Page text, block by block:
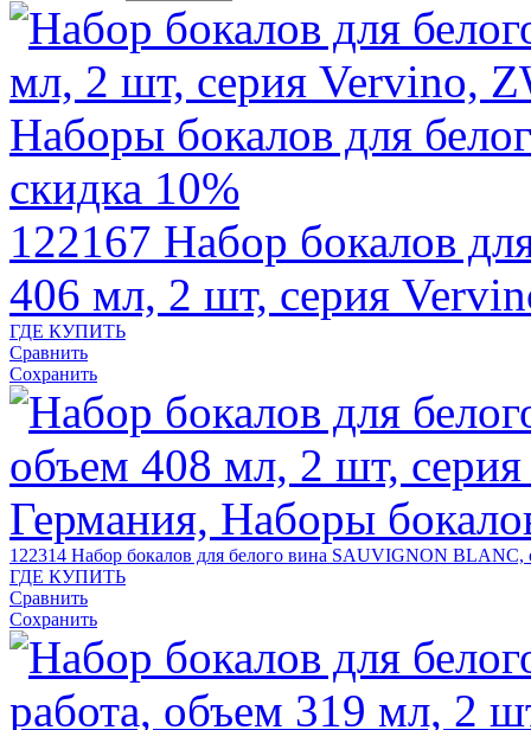
скидка 10%
122167 Набор бокалов
406 мл, 2 шт, серия
ГДЕ КУПИТЬ
Сравнить
Сохранить
122314 Набор бокалов для белого вина SAUVIGNON
ГДЕ КУПИТЬ
Сравнить
Сохранить